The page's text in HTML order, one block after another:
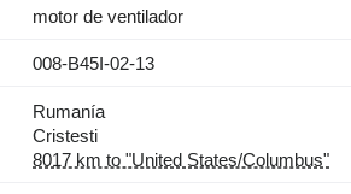
motor de ventilador
008-B45I-02-13
Rumanía
Cristesti
8017 km to "United States/Columbus"